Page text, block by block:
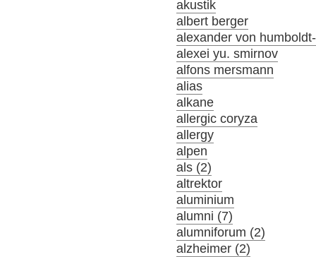
akustik
albert berger
alexander von
alexei yu. smirnov
alfons mersmann
alias
alkane
allergic coryza
allergy
alpen
als (2)
altrektor
aluminium
alumni (7)
alumniforum (2)
alzheimer (2)